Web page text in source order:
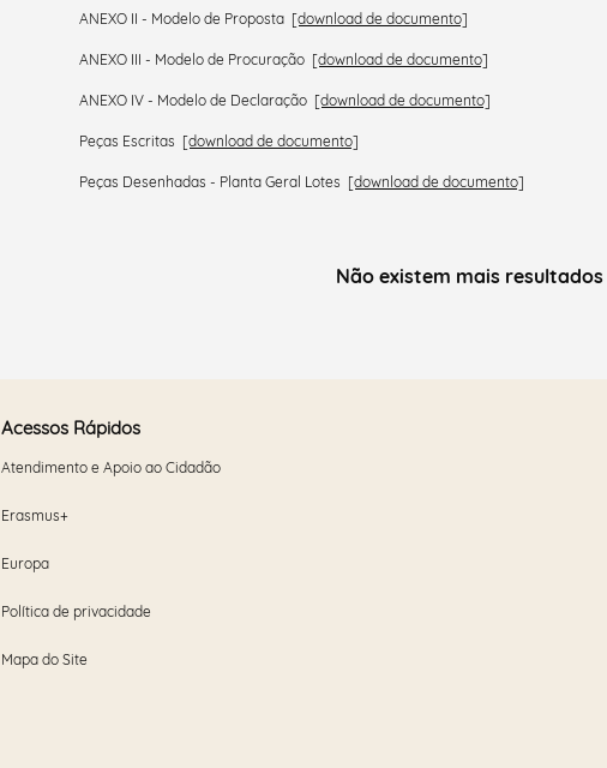
ANEXO II - Modelo de Proposta [download de documento]
ANEXO III - Modelo de Procuração [download de documento]
ANEXO IV - Modelo de Declaração [download de documento]
Peças Escritas [download de documento]
Peças Desenhadas - Planta Geral Lotes [download de documento]
Não existem mais resultados
Acessos Rápidos
Atendimento e Apoio ao Cidadão
Erasmus+
Europa
Política de privacidade
Mapa do Site